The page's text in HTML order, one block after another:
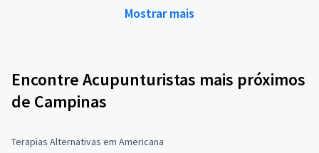
Mostrar mais
Encontre Acupunturistas mais próximos
de Campinas
Terapias Alternativas em Americana